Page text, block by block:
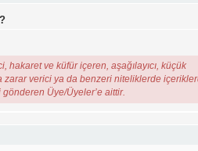
hakaret ve küfür içeren, aşağılayıcı, küçük
zarar verici ya da benzeri niteliklerde
Üye/Üyeler’e aittir.